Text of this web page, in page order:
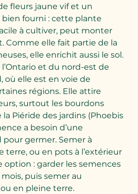
fleurs jaune vif et un
fourni : cette plante
à cultiver, peut monter
Comme elle fait partie de la
elle enrichit aussi le sol.
et du nord-est de
où elle est en voie de
régions. Elle attire
surtout les bourdons
Piéride des jardins (Phoebis
a besoin d’une
germer. Semer à
terre, ou en pots à l’extérieur
option : garder les semences
puis semer au
en pleine terre.